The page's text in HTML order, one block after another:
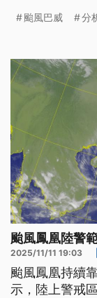
也要留意豪雨
颱風巴威 分
颱風鳳凰陸警
2025/11/11 19:03
颱風鳳凰持續
示，陸上警戒